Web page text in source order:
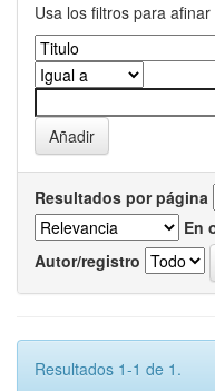
Usa los filtros para
Resultados por página
En
Autor/registro
Resultados 1-1 de 1.